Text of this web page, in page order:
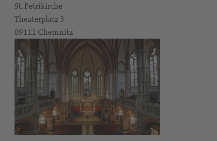
St. Petrikirche
Theaterplatz 3
09111 Chemnitz